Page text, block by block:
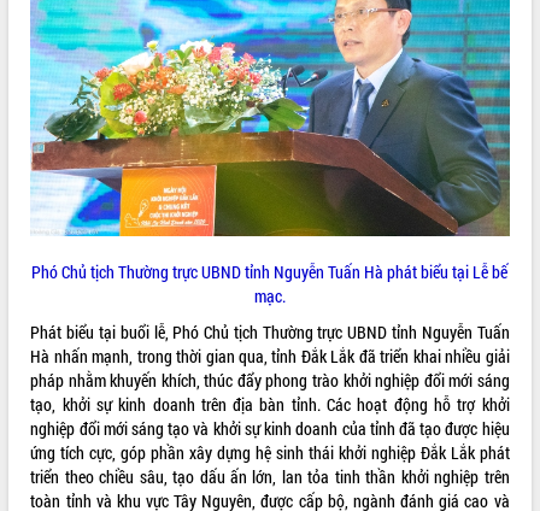
QUY HOẠCH - KẾ HOẠCH
Phó Chủ tịch Thường trực UBND tỉnh Nguyễn Tuấn Hà phát biểu tại Lễ bế
mạc.
Phát biểu tại buổi lễ, Phó Chủ tịch Thường trực UBND tỉnh Nguyễn Tuấn
Hà nhấn mạnh, trong thời gian qua, tỉnh Đắk Lắk đã triển khai nhiều giải
pháp nhằm khuyến khích, thúc đẩy phong trào khởi nghiệp đổi mới sáng
tạo, khởi sự kinh doanh trên địa bàn tỉnh. Các hoạt động hỗ trợ khởi
nghiệp đổi mới sáng tạo và khởi sự kinh doanh của tỉnh đã tạo được hiệu
ứng tích cực, góp phần xây dựng hệ sinh thái khởi nghiệp Đắk Lắk phát
triển theo chiều sâu, tạo dấu ấn lớn, lan tỏa tinh thần khởi nghiệp trên
toàn tỉnh và khu vực Tây Nguyên, được cấp bộ, ngành đánh giá cao và